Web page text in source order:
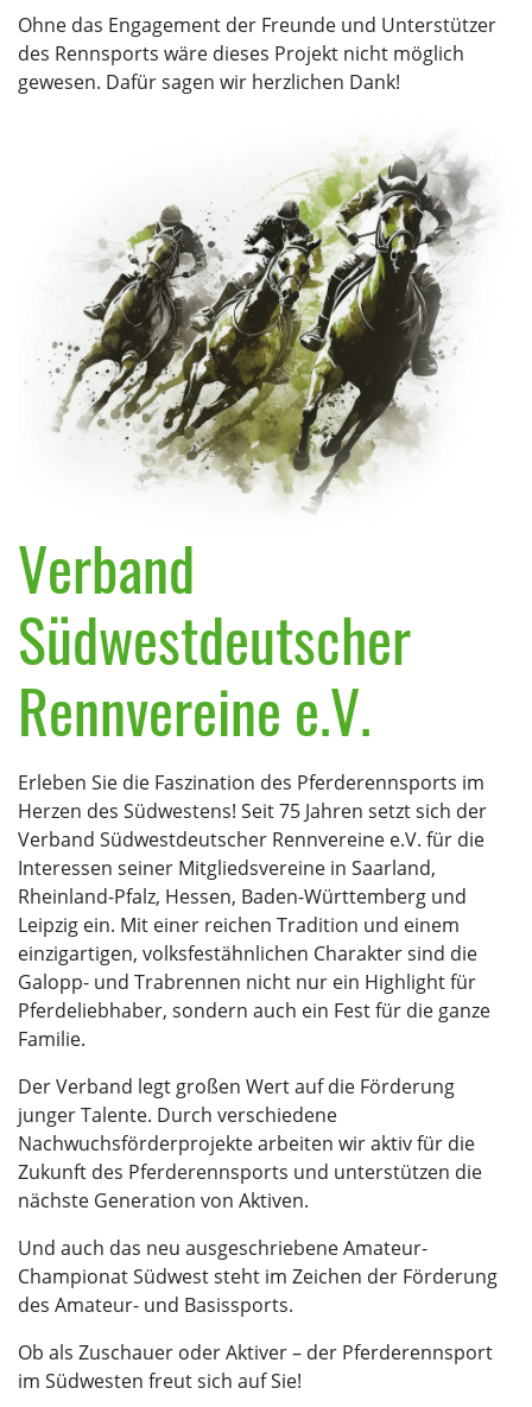
Ohne das Engagement der Freunde und Unterstützer
des Rennsports wäre dieses Projekt nicht möglich
gewesen. Dafür sagen wir herzlichen Dank!
Verband
Südwestdeutscher
Rennvereine e.V.
Erleben Sie die Faszination des Pferderennsports im
Herzen des Südwestens! Seit 75 Jahren setzt sich der
Verband Südwestdeutscher Rennvereine e.V. für die
Interessen seiner Mitgliedsvereine in Saarland,
Rheinland-Pfalz, Hessen, Baden-Württemberg und
Leipzig ein. Mit einer reichen Tradition und einem
einzigartigen, volksfestähnlichen Charakter sind die
Galopp- und Trabrennen nicht nur ein Highlight für
Pferdeliebhaber, sondern auch ein Fest für die ganze
Familie.
Der Verband legt großen Wert auf die Förderung
junger Talente. Durch verschiedene
Nachwuchsförderprojekte arbeiten wir aktiv für die
Zukunft des Pferderennsports und unterstützen die
nächste Generation von Aktiven.
Und auch das neu ausgeschriebene Amateur-
Championat Südwest steht im Zeichen der Förderung
des Amateur- und Basissports.
Ob als Zuschauer oder Aktiver – der Pferderennsport
im Südwesten freut sich auf Sie!